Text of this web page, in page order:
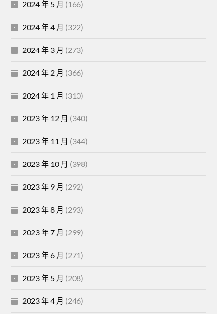
2024 年 5 月 (166)
2024 年 4 月 (322)
2024 年 3 月 (273)
2024 年 2 月 (366)
2024 年 1 月 (310)
2023 年 12 月 (340)
2023 年 11 月 (344)
2023 年 10 月 (398)
2023 年 9 月 (292)
2023 年 8 月 (293)
2023 年 7 月 (299)
2023 年 6 月 (271)
2023 年 5 月 (208)
2023 年 4 月 (246)